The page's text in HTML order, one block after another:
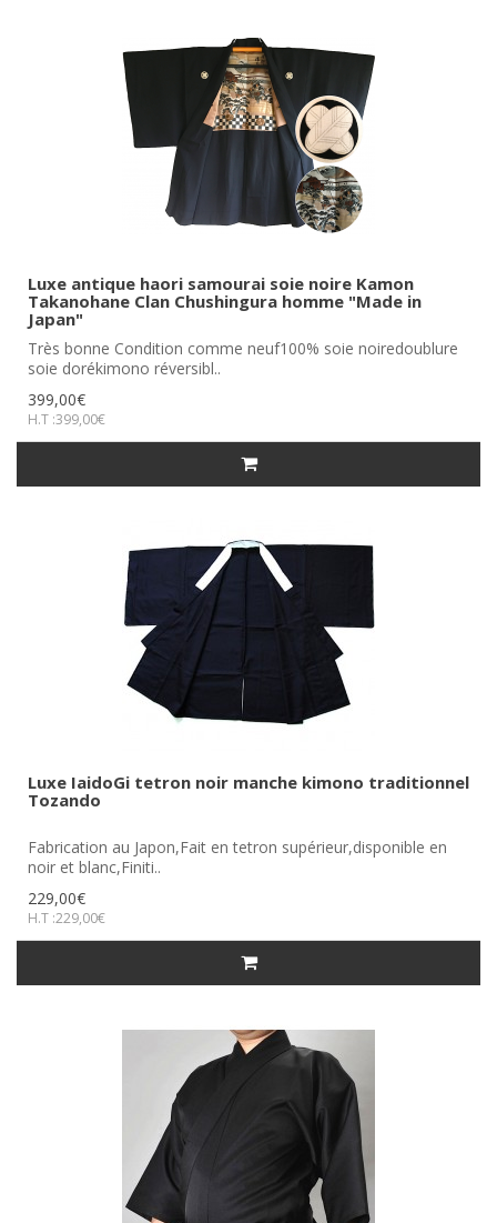
Luxe antique haori samourai soie noire Kamon
Takanohane Clan Chushingura homme "Made in
Japan"
Très bonne Condition comme neuf100% soie noiredoublure
soie dorékimono réversibl..
399,00€
H.T :399,00€
Luxe IaidoGi tetron noir manche kimono traditionnel
Tozando
Fabrication au Japon,Fait en tetron supérieur,disponible en
noir et blanc,Finiti..
229,00€
H.T :229,00€